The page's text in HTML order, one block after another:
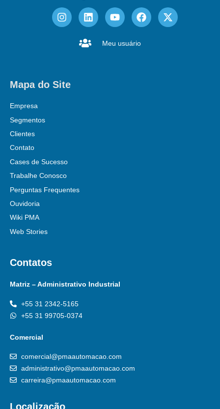
Meu usuário
Mapa do Site
Empresa
Segmentos
Clientes
Contato
Cases de Sucesso
Trabalhe Conosco
Perguntas Frequentes
Ouvidoria
Wiki PMA
Web Stories
Contatos
Matriz – Administrativo Industrial
+55 31 2342-5165
+55 31 99705-0374
Comercial
comercial@pmaautomacao.com
administrativo@pmaautomacao.com
carreira@pmaautomacao.com
Localização